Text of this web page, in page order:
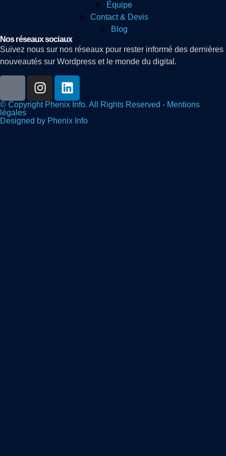
Équipe
Contact & Devis
Blog
Nos réseaux sociaux
Suivez nous sur nos réseaux pour rester informé des dernières
nouveautés sur Wordpress et le monde du digital.
© Copyright Phenix Info. All Rights Reserved - Mentions
légales
Designed by Phenix Info